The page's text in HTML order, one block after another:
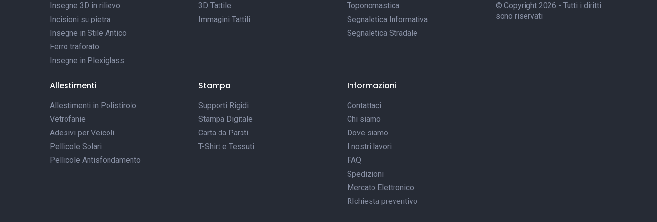
Insegne 3D in rilievo
Incisioni su pietra
Insegne in Stile Antico
Ferro traforato
Insegne in Plexiglass
3D Tattile
Immagini Tattili
Toponomastica
Segnaletica Informativa
Segnaletica Stradale
Allestimenti
Allestimenti in Polistirolo
Vetrofanie
Adesivi per Veicoli
Pellicole Solari
Pellicole Antisfondamento
Stampa
Supporti Rigidi
Stampa Digitale
Carta da Parati
T-Shirt e Tessuti
Informazioni
Contattaci
Chi siamo
Dove siamo
I nostri lavori
FAQ
Spedizioni
Mercato Elettronico
RIchiesta preventivo
© Copyright 2026 - Tutti i diritti
sono riservati